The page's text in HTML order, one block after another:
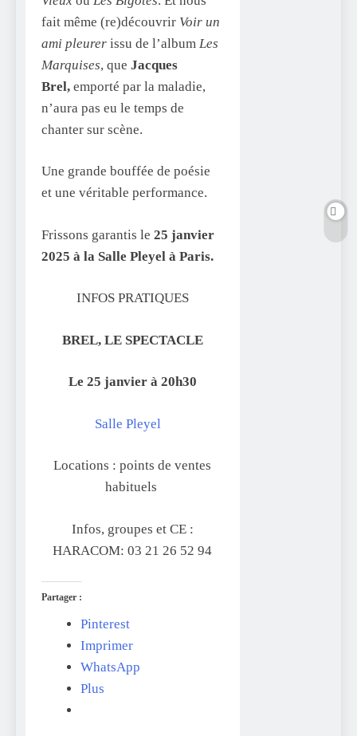
fait même (re)découvrir Voir un
ami pleurer issu de l’album Les
Marquises, que Jacques
Brel, emporté par la maladie,
n’aura pas eu le temps de
chanter sur scène.
Une grande bouffée de poésie
et une véritable performance.
Frissons garantis le 25 janvier
2025 à la Salle Pleyel à Paris.
INFOS PRATIQUES
BREL, LE SPECTACLE
Le 25 janvier à 20h30
Salle Pleyel
Locations : points de ventes
habituels
Infos, groupes et CE :
HARACOM: 03 21 26 52 94
Partager :
Pinterest
Imprimer
WhatsApp
Plus